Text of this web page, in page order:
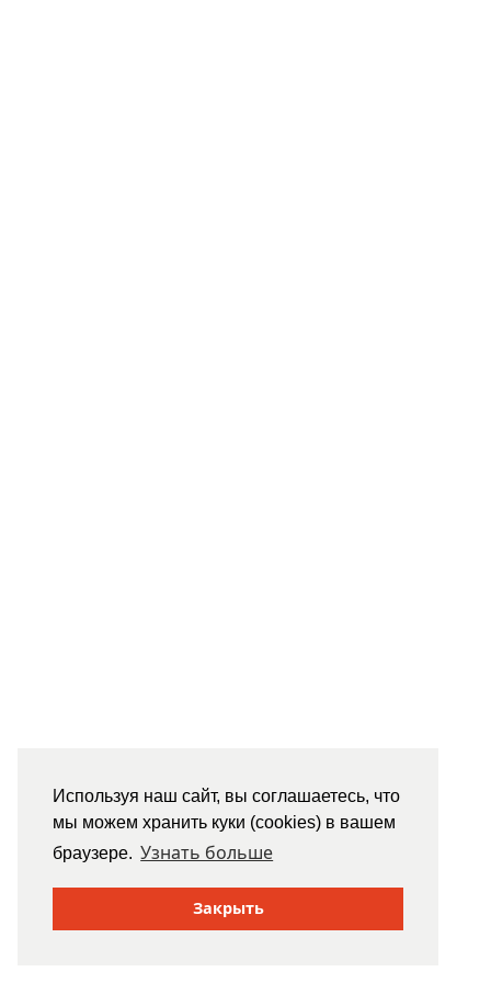
Используя наш сайт, вы соглашаетесь, что
мы можем хранить куки (cookies) в вашем
браузере. Узнать больше
Закрыть